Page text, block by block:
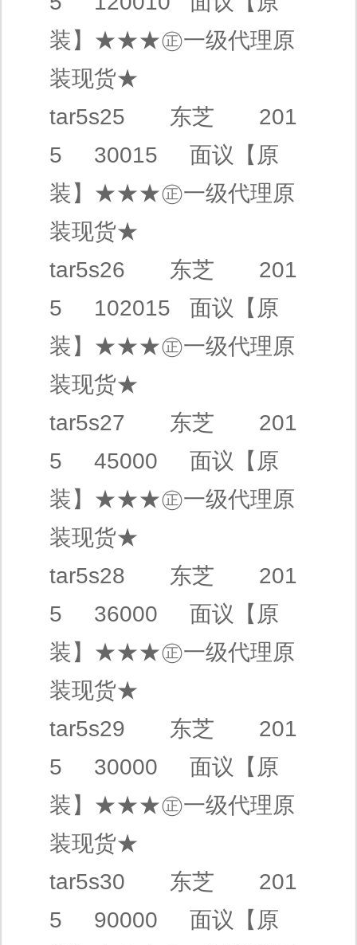
装】 ★★★㊣一级代理原
装现货★
tar5s25 东芝 201
5 30015 面议 【原
装】 ★★★㊣一级代理原
装现货★
tar5s26 东芝 201
5 102015 面议 【原
装】 ★★★㊣一级代理原
装现货★
tar5s27 东芝 201
5 45000 面议 【原
装】 ★★★㊣一级代理原
装现货★
tar5s28 东芝 201
5 36000 面议 【原
装】 ★★★㊣一级代理原
装现货★
tar5s29 东芝 201
5 30000 面议 【原
装】 ★★★㊣一级代理原
装现货★
tar5s30 东芝 201
5 90000 面议 【原